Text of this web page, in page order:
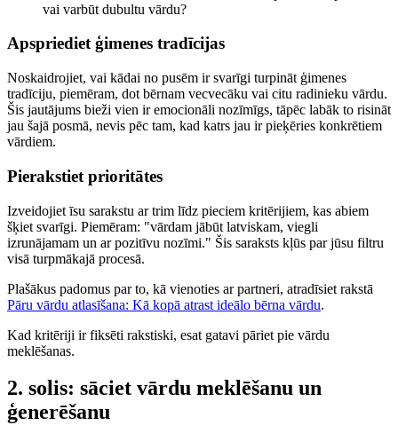
vai varbūt dubultu vārdu?
Apspriediet ģimenes tradīcijas
Noskaidrojiet, vai kādai no pusēm ir svarīgi turpināt ģimenes
tradīciju, piemēram, dot bērnam vecvecāku vai citu radinieku vārdu.
Šis jautājums bieži vien ir emocionāli nozīmīgs, tāpēc labāk to risināt
jau šajā posmā, nevis pēc tam, kad katrs jau ir pieķēries konkrētiem
vārdiem.
Pierakstiet prioritātes
Izveidojiet īsu sarakstu ar trim līdz pieciem kritērijiem, kas abiem
šķiet svarīgi. Piemēram: "vārdam jābūt latviskam, viegli
izrunājamam un ar pozitīvu nozīmi." Šis saraksts kļūs par jūsu filtru
visā turpmākajā procesā.
Plašākus padomus par to, kā vienoties ar partneri, atradīsiet rakstā
Pāru vārdu atlasīšana: Kā kopā atrast ideālo bērna vārdu.
Kad kritēriji ir fiksēti rakstiski, esat gatavi pāriet pie vārdu
meklēšanas.
2. solis: sāciet vārdu meklēšanu un
ģenerēšanu